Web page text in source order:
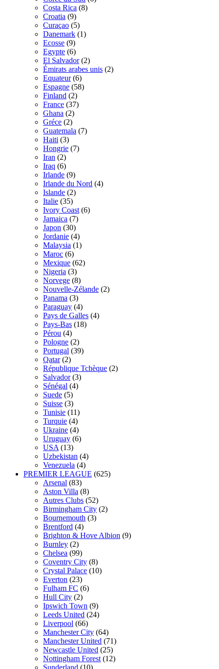
Costa Rica (8)
Croatia (9)
Curaçao (5)
Danemark (1)
Ecosse (9)
Egypte (6)
El Salvador (2)
Émirats arabes unis (2)
Equateur (6)
Espagne (58)
Finland (2)
France (37)
Ghana (2)
Gréce (2)
Guatemala (7)
Haiti (3)
Hongrie (7)
Iran (2)
Iraq (6)
Irlande (9)
Irlande du Nord (4)
Islande (2)
Italie (35)
Ivory Coast (6)
Jamaica (7)
Japon (30)
Jordanie (4)
Malaysia (1)
Maroc (6)
Mexique (62)
Nigeria (3)
Norvege (8)
Nouvelle-Zélande (2)
Panama (3)
Paraguay (4)
Pays de Galles (4)
Pays-Bas (18)
Pérou (4)
Pologne (2)
Portugal (39)
Qatar (2)
République Tchèque (2)
Salvador (3)
Sénégal (4)
Suede (5)
Suisse (3)
Tunisie (11)
Turquie (4)
Ukraine (4)
Uruguay (6)
USA (13)
Uzbekistan (4)
Venezuela (4)
PREMIER LEAGUE (625)
Arsenal (83)
Aston Villa (8)
Autres Clubs (52)
Birmingham City (2)
Bournemouth (3)
Brentford (4)
Brighton & Hove Albion (9)
Burnley (2)
Chelsea (99)
Coventry City (8)
Crystal Palace (10)
Everton (23)
Fulham FC (6)
Hull City (2)
Ipswich Town (9)
Leeds United (24)
Liverpool (66)
Manchester City (64)
Manchester United (71)
Newcastle United (25)
Nottingham Forest (12)
Sunderland (10)